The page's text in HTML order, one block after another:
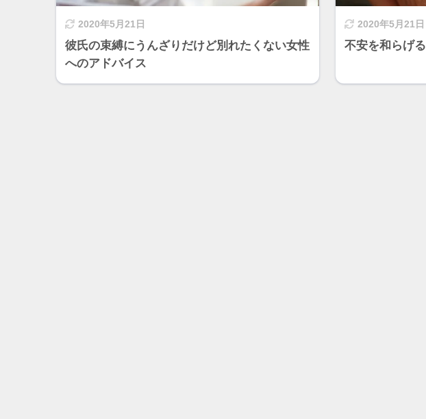
2020年5月21日
彼氏の束縛にうんざりだけど別れたくない女性
へのアドバイス
2020年5月21日
不安を和らげ